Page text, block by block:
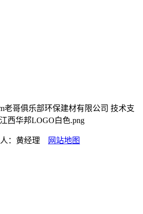
老哥俱乐部环保建材有限公司 技术支
：黄经理 网站地图